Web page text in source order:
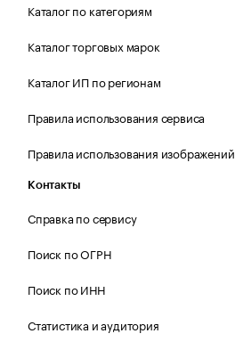
Каталог по категориям
Каталог торговых марок
Каталог ИП по регионам
Правила использования сервиса
Правила использования изображений
Контакты
Справка по сервису
Поиск по ОГРН
Поиск по ИНН
Статистика и аудитория